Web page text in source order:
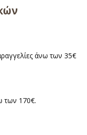
άνω των 35€
των 170€.